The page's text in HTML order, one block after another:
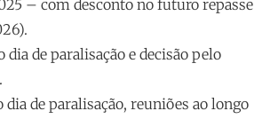
– com desconto no futuro repasse
de paralisação e decisão pelo
dia de paralisação, reuniões ao longo